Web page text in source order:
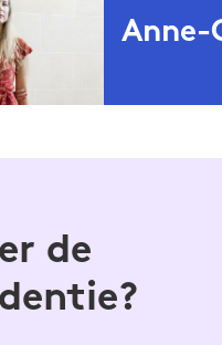
Anne-
studies Culturele
ze in de herfst van
de relatie tussen stad en
De traanjagers
geeft lezingen voor
de